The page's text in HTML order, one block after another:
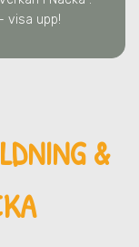
visa upp!
&